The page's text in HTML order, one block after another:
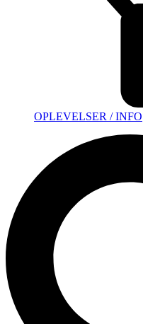
OPLEVELSER / INFO